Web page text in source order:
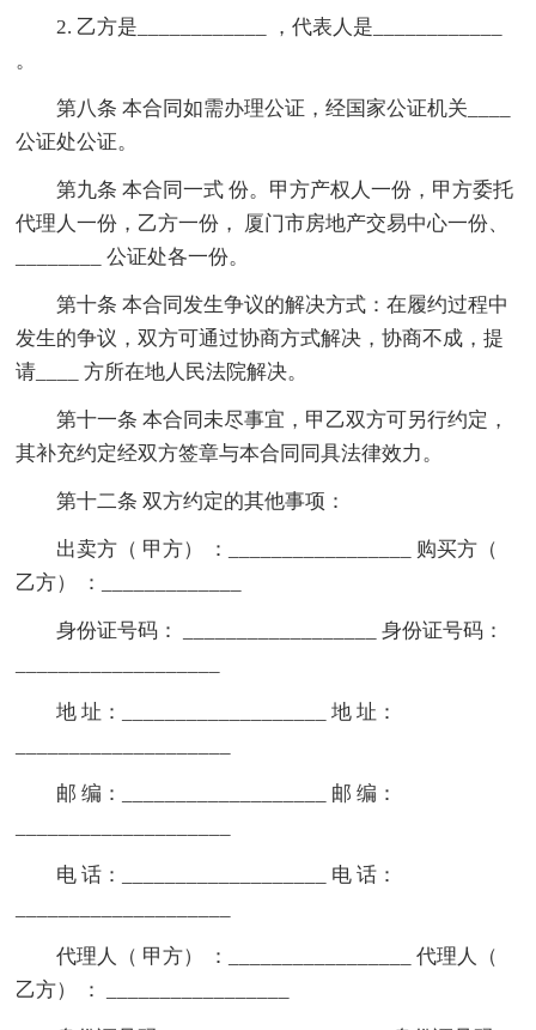
2. 乙方是____________ ，代表人是____________
。
第八条 本合同如需办理公证，经国家公证机关____
公证处公证。
第九条 本合同一式 份。甲方产权人一份，甲方委托
代理人一份，乙方一份， 厦门市房地产交易中心一份、
________ 公证处各一份。
第十条 本合同发生争议的解决方式：在履约过程中
发生的争议，双方可通过协商方式解决，协商不成，提
请____ 方所在地人民法院解决。
第十一条 本合同未尽事宜，甲乙双方可另行约定，
其补充约定经双方签章与本合同同具法律效力。
第十二条 双方约定的其他事项：
出卖方（ 甲方） ：_________________ 购买方（
乙方） ：_____________
身份证号码： __________________ 身份证号码：
地 址：___________________ 地 址：
邮 编：___________________ 邮 编：
电 话：___________________ 电 话：
代理人（ 甲方） ：_________________ 代理人（
乙方） ： _________________